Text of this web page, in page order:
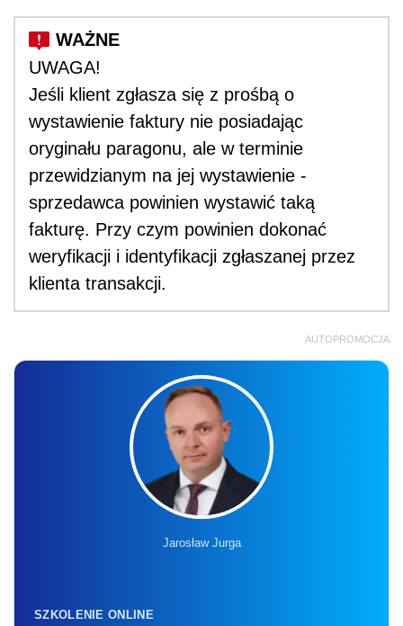
UWAGA!
Jeśli klient zgłasza się z prośbą o
wystawienie faktury nie posiadając
oryginału paragonu, ale w terminie
przewidzianym na jej wystawienie -
sprzedawca powinien wystawić taką
fakturę. Przy czym powinien dokonać
weryfikacji i identyfikacji zgłaszanej przez
klienta transakcji.
AUTOPROMOCJA
Jarosław Jurga
SZKOLENIE ONLINE